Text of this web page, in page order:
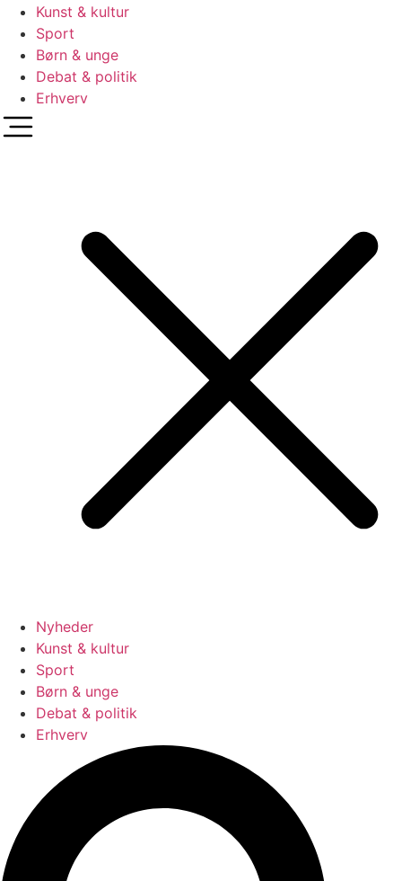
Kunst & kultur
Sport
Børn & unge
Debat & politik
Erhverv
Nyheder
Kunst & kultur
Sport
Børn & unge
Debat & politik
Erhverv